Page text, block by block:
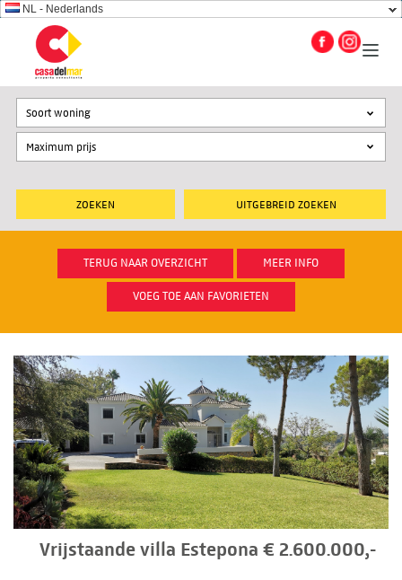
NL - Nederlands
UITGEBREID ZOEKEN
Soort woning
TERUG NAAR OVERZICHT MEER INFO
VOEG TOE AAN FAVORIETEN
Vrijstaande villa Estepona € 2.600.000,-